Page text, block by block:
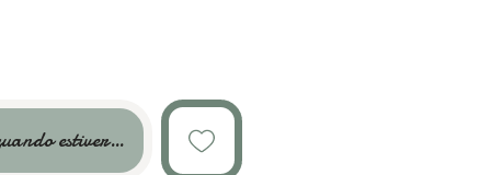
estiver disponível